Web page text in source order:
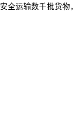
全运输数千批货物